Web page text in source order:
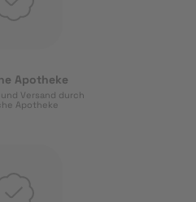
Apotheke
Versand durch
Apotheke